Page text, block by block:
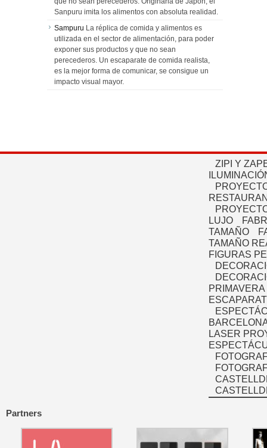
Sanpuru imita los alimentos con absoluta realidad.
Sampuru La réplica de comida y alimentos es
utilizada en el sector de alimentación, para poder
exponer sus productos y que no sean
perecederos. Un escaparate de comida realista,
es la mejor forma de comunicar, se consigue un
impacto visual mayor.
ZIPI Y
LUJO
TAMAÑO
TAMAÑO
FIGURAS
PRIMAVERA
LASER
Partners